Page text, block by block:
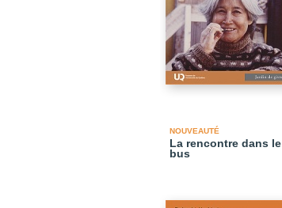
NOUVEAUTÉ
La rencontre dans le
bus